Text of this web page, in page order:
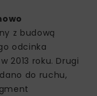
z budową
odcinka
2013 roku. Drugi
do ruchu,